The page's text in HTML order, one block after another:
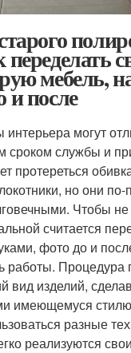
мебель,
после
могут
сроком службы и
протереться
но они
Чтобы не
считается
фото до и
работы. Процедура
вид изделий,
имеющемуся
разные
реализуются